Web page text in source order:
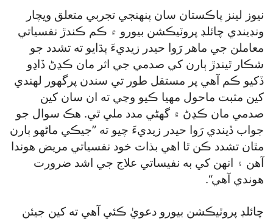
نيوز لينز پاڪستان سان پنهنجي تجربي متعلق ويچار
ونڊيندي چائلڊ پروٽيڪشن بيورو ۾ ڪم ڪندڙ نفسياتي
معاملن جي ماهر رَوا حيدر زيديءَ ٻڌايو ته تشدد جو
شڪار ٿيندڙ ٻارن کي صدمي جي اثر مان ڪڍڻ ڏاڍو
ڏکيو ڪم آهي پر مستقل طور تي سندن پرگھور لهندي
کين مثبت ماحول مهيا ڪيو وڃي ته ان سان کين
صدمي مان ڪڍڻ ۾ گھڻي مدد ملي ٿي. هڪ سوال جو
جواب ڏيندي رَوا حيدر زيديءَ چيو ته ”جيڪي ماڻهو ٻارن
مٿان تشدد ڪن ٿا اهي بذات خود نفسياتي مريض هوندا
آهن ۽ انهن کي به نفيساتي علاج جي اشد ضرورت
هوندي آهي“.
چائلڊ پروٽيڪشن بيورو دعويٰ ڪئي آهي ته کين جيئن